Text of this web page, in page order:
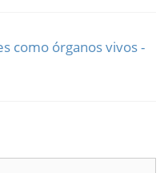
como órganos vivos -